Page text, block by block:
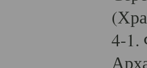
4-1.